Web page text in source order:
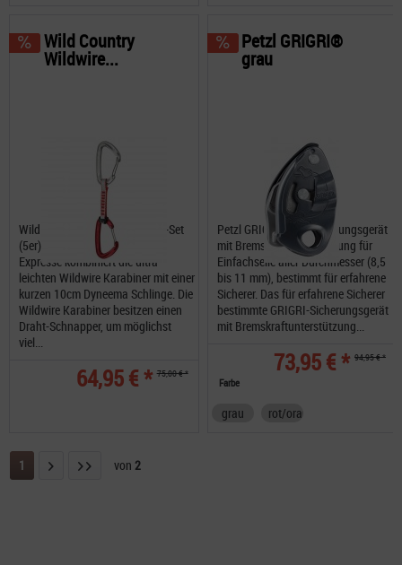
Wild Country Wildwire Express-Set
(5er) 10cm Die Wild Country
Expresse kombiniert die ultra
leichten Wildwire Karabiner mit einer
kurzen 10cm Dyneema Schlinge. Die
Wildwire Karabiner besitzen einen
Draht-Schnapper, um möglichst
viel...
64,95 € * 75,00 € *
Wild Country
Wildwire...
Petzl GRIGRI® ein Sicherungsgerät
mit Bremskraftunterstützung für
Einfachseile aller Durchmesser (8,5
bis 11 mm), bestimmt für erfahrene
Sicherer. Das für erfahrene Sicherer
bestimmte GRIGRI-Sicherungsgerät
mit Bremskraftunterstützung...
73,95 € * 94,95 € *
Petzl GRIGRI®
grau
Farbe
grau rot/orange
1 von 2